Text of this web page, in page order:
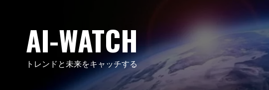
AI-WATCH
トレンドと未来をキャッチする